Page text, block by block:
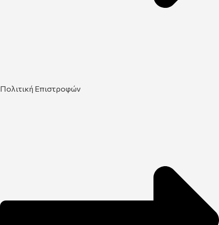
Πολιτική Επιστροφών